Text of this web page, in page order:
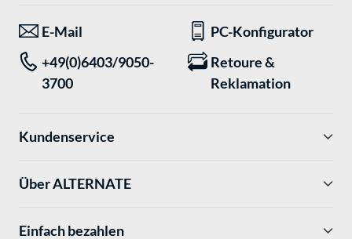
E-Mail
PC-Konfigurator
+49(0)6403/9050-
3700
Retoure &
Reklamation
Kundenservice
Über ALTERNATE
Einfach bezahlen